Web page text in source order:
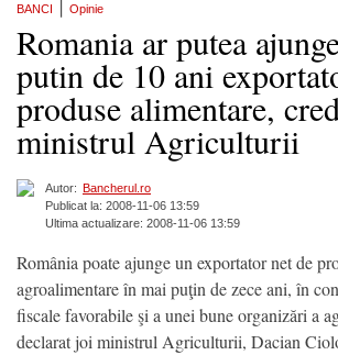
BANCI Opinie
Romania ar putea
putin de 10 ani
produse alimentare,
ministrul Agriculturii
Autor: Bancherul.ro
Publicat la: 2008-11-06 13:59
Ultima actualizare: 2008-11-06 13:59
România poate ajunge un exportator net de
agroalimentare în mai puţin de zece ani, în
fiscale favorabile şi a unei bune organizări a
declarat joi ministrul Agriculturii, Dacian